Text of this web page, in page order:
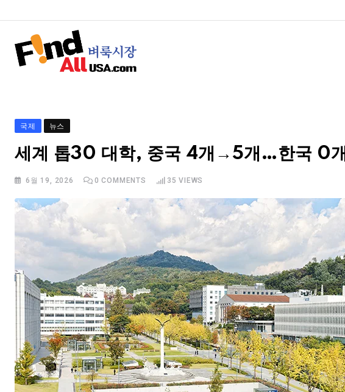
국제 뉴스
세계 톱30 대학, 중국 4개→5개…한국 0개
6월 19, 2026 0 COMMENTS 35 VIEWS